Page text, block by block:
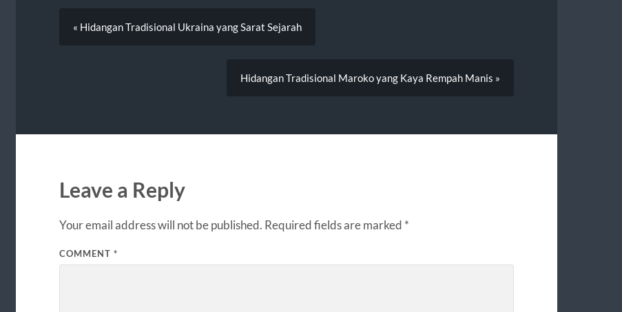
« Hidangan Tradisional Ukraina yang Sarat Sejarah
Hidangan Tradisional Maroko yang Kaya Rempah Manis »
Leave a Reply
Your email address will not be published. Required fields are marked *
COMMENT *